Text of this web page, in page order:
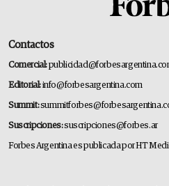
Contactos
Comercial:
Editorial:info@forbesargentina.com
Summit:
Suscripciones:suscripciones@forbes.ar
Forbes Argentina es publicada por HT